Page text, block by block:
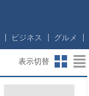
ビジネス グルメ
表示切替